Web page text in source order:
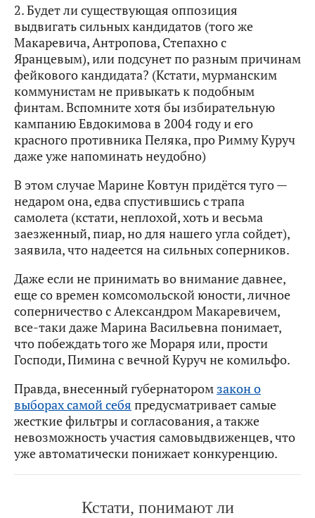
2. Будет ли существующая оппозиция
выдвигать сильных кандидатов (того же
Макаревича, Антропова, Степахно с
Яранцевым), или подсунет по разным причинам
фейкового кандидата? (Кстати, мурманским
коммунистам не привыкать к подобным
финтам. Вспомните хотя бы избирательную
кампанию Евдокимова в 2004 году и его
красного противника Пеляка, про Римму Куруч
даже уже напоминать неудобно)
В этом случае Марине Ковтун придётся туго —
недаром она, едва спустившись с трапа
самолета (кстати, неплохой, хоть и весьма
заезженный, пиар, но для нашего угла сойдет),
заявила, что надеется на сильных соперников.
Даже если не принимать во внимание давнее,
еще со времен комсомольской юности, личное
соперничество с Александром Макаревичем,
все-таки даже Марина Васильевна понимает,
что побеждать того же Мораря или, прости
Господи, Пимина с вечной Куруч не комильфо.
Правда, внесенный губернатором закон о
выборах самой себя предусматривает самые
жесткие фильтры и согласования, а также
невозможность участия самовыдвиженцев, что
уже автоматически понижает конкуренцию.
Кстати, понимают ли